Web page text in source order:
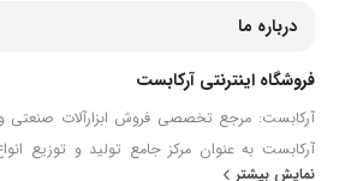
درباره ما
فروشگاه اینترنتی آرکابست
آرکابست: مرجع تخصصی فروش ابزارآلات صنعتی و
آرکابست به عنوان مرکز جامع تولید و توزیع
نمایش بیشتر